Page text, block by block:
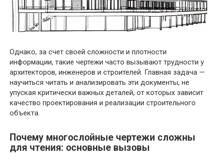
Однако, за счет своей сложности и плотности
информации, такие чертежи часто вызывают трудности у
архитекторов, инженеров и строителей. Главная задача —
научиться читать и анализировать эти документы, не
упуская критически важных деталей, от которых зависит
качество проектирования и реализации строительного
объекта.
Почему многослойные чертежи сложны
для чтения: основные вызовы